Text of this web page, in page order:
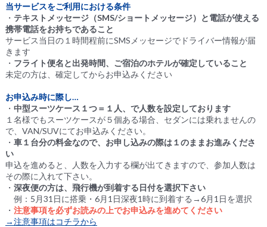
当サービスをご利用における条件
・ テキストメッセージ（SMS/ショートメッセージ）と電話が使える
携帯電話をお持ちであること
サービス当日の１時間程前にSMSメッセージでドライバー情報が届
きます
・ フライト便名と出発時間、ご宿泊のホテルが確定していること
未定の方は、確定してからお申込みください
お申込み時に際し…
・ 中型スーツケース１つ＝１人、で人数を設定しております
１名様でもスーツケースが５個ある場合、セダンには乗れませんの
で、VAN/SUVにてお申込みください。
・ 車１台分の料金なので、お申し込みの際は１のままお進みくださ
い
申込を進めると、人数を入力する欄が出てきますので、参加人数は
その際に入れて下さい。
・ 深夜便の方は、飛行機が到着する日付を選択下さい
例：5月31日に搭乗・6月1日深夜1時に到着する→6月1日を選択
・ 注意事項を必ずお読みの上でお申込みを進めてください
→注意事項はコチラから